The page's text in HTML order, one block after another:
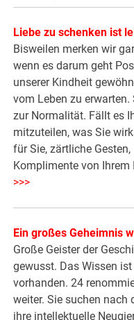
Liebe zu schenken ist
Bisweilen merken wir
wenn es darum geht
unserer Kindheit
vom Leben zu
zur Normalität. Fällt es
mitzuteilen, was Sie
für Sie, zärtliche
Komplimente von Ihrem
>>>
Ein großes Geheimnis
Große Geister der
gewusst. Das Wissen
vorhanden. 24
weiter. Sie suchen nach
ihre intellektuelle